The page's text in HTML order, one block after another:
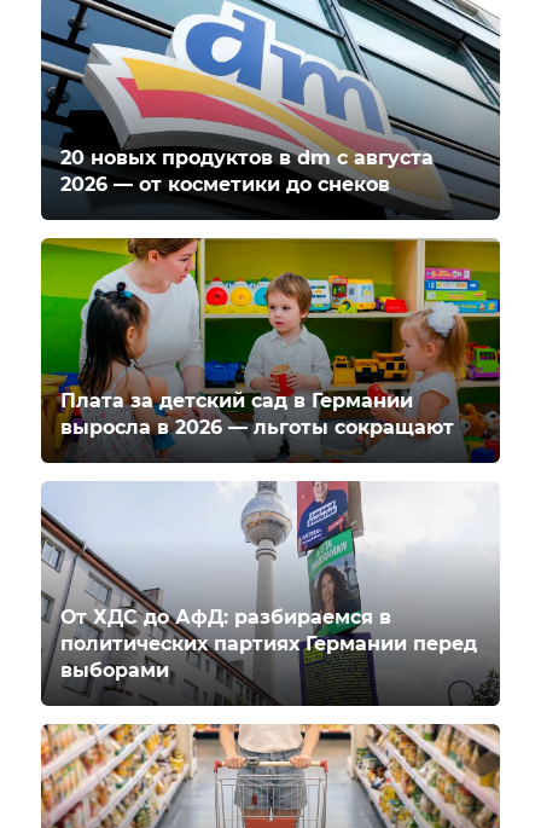
20 новых продуктов в dm с августа
2026 — от косметики до снеков
Плата за детский сад в Германии
выросла в 2026 — льготы сокращают
От ХДС до АфД: разбираемся в
политических партиях Германии перед
выборами